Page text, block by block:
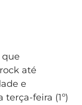
até
e
feira (1º)